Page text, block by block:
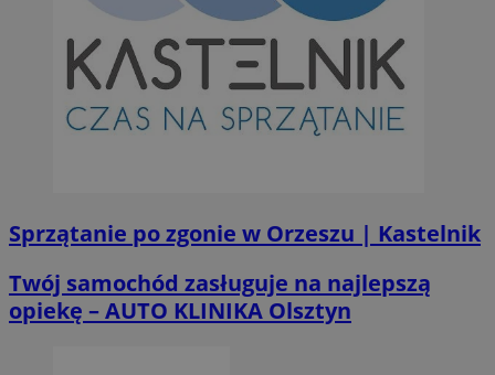
Sprzątanie po zgonie w Orzeszu | Kastelnik
Twój samochód zasługuje na najlepszą
opiekę – AUTO KLINIKA Olsztyn